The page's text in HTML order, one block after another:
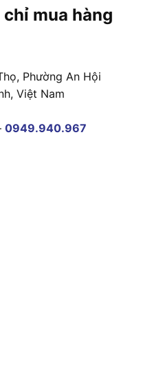
chỉ mua hàng
Phường An Hội
Việt Nam
0949.940.967